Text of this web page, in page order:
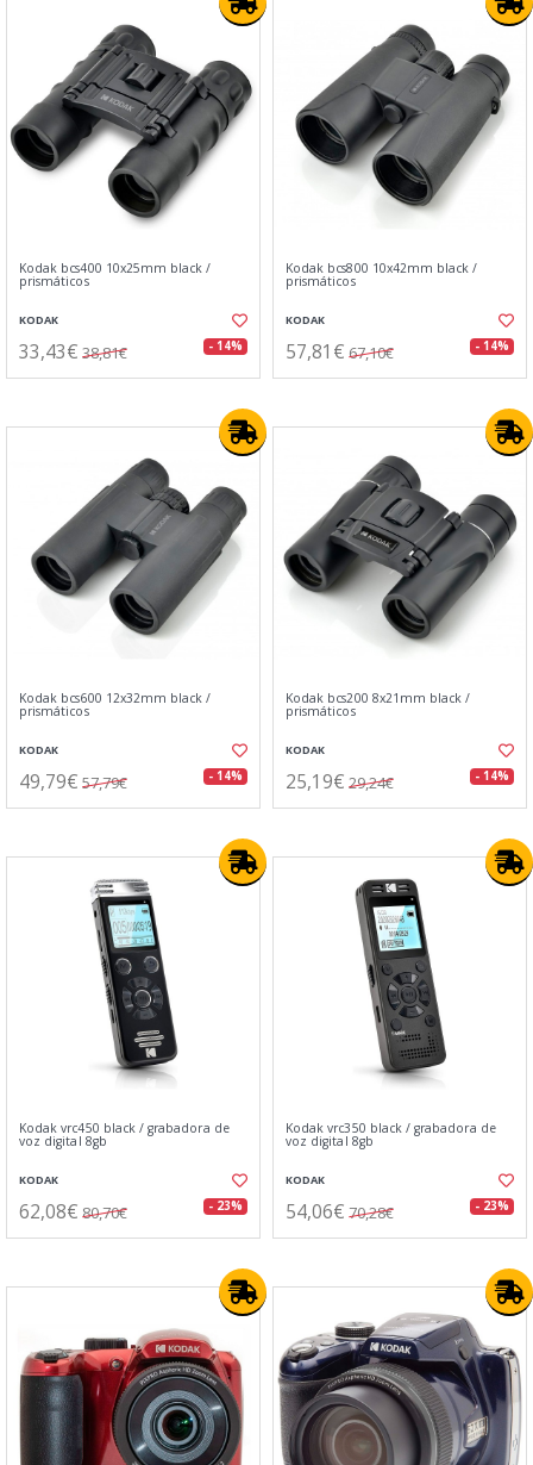
Kodak bcs400 10x25mm black /
prismáticos
KODAK
33,43€ 38,81€ - 14%
Kodak bcs800 10x42mm black /
prismáticos
KODAK
57,81€ 67,10€ - 14%
Kodak bcs600 12x32mm black /
prismáticos
KODAK
49,79€ 57,79€ - 14%
Kodak bcs200 8x21mm black /
prismáticos
KODAK
25,19€ 29,24€ - 14%
Kodak vrc450 black / grabadora de
voz digital 8gb
KODAK
62,08€ 80,70€ - 23%
Kodak vrc350 black / grabadora de
voz digital 8gb
KODAK
54,06€ 70,28€ - 23%